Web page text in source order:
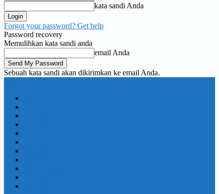
kata sandi Anda
Forgot your password? Get help
Password recovery
Memulihkan kata sandi anda
email Anda
Sebuah kata sandi akan dikirimkan ke email Anda.